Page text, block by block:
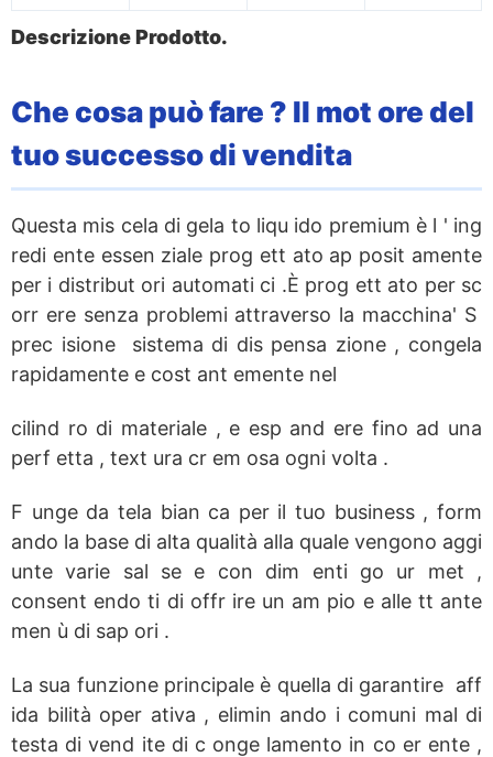
Descrizione Prodotto.
Che cosa può fare ? Il mot ore del
tuo successo di vendita
Questa mis cela di gela to liqu ido premium è l ' ing
redi ente essen ziale prog ett ato ap posit amente
per i distribut ori automati ci .È prog ett ato per sc
orr ere senza problemi attraverso la macchina' S
prec isione sistema di dis pensa zione , congela
rapidamente e cost ant emente nel
cilind ro di materiale , e esp and ere fino ad una
perf etta , text ura cr em osa ogni volta .
F unge da tela bian ca per il tuo business , form
ando la base di alta qualità alla quale vengono aggi
unte varie sal se e con dim enti go ur met ,
consent endo ti di offr ire un am pio e alle tt ante
men ù di sap ori .
La sua funzione principale è quella di garantire aff
ida bilità oper ativa , elimin ando i comuni mal di
testa di vend ite di c onge lamento in co er ente ,